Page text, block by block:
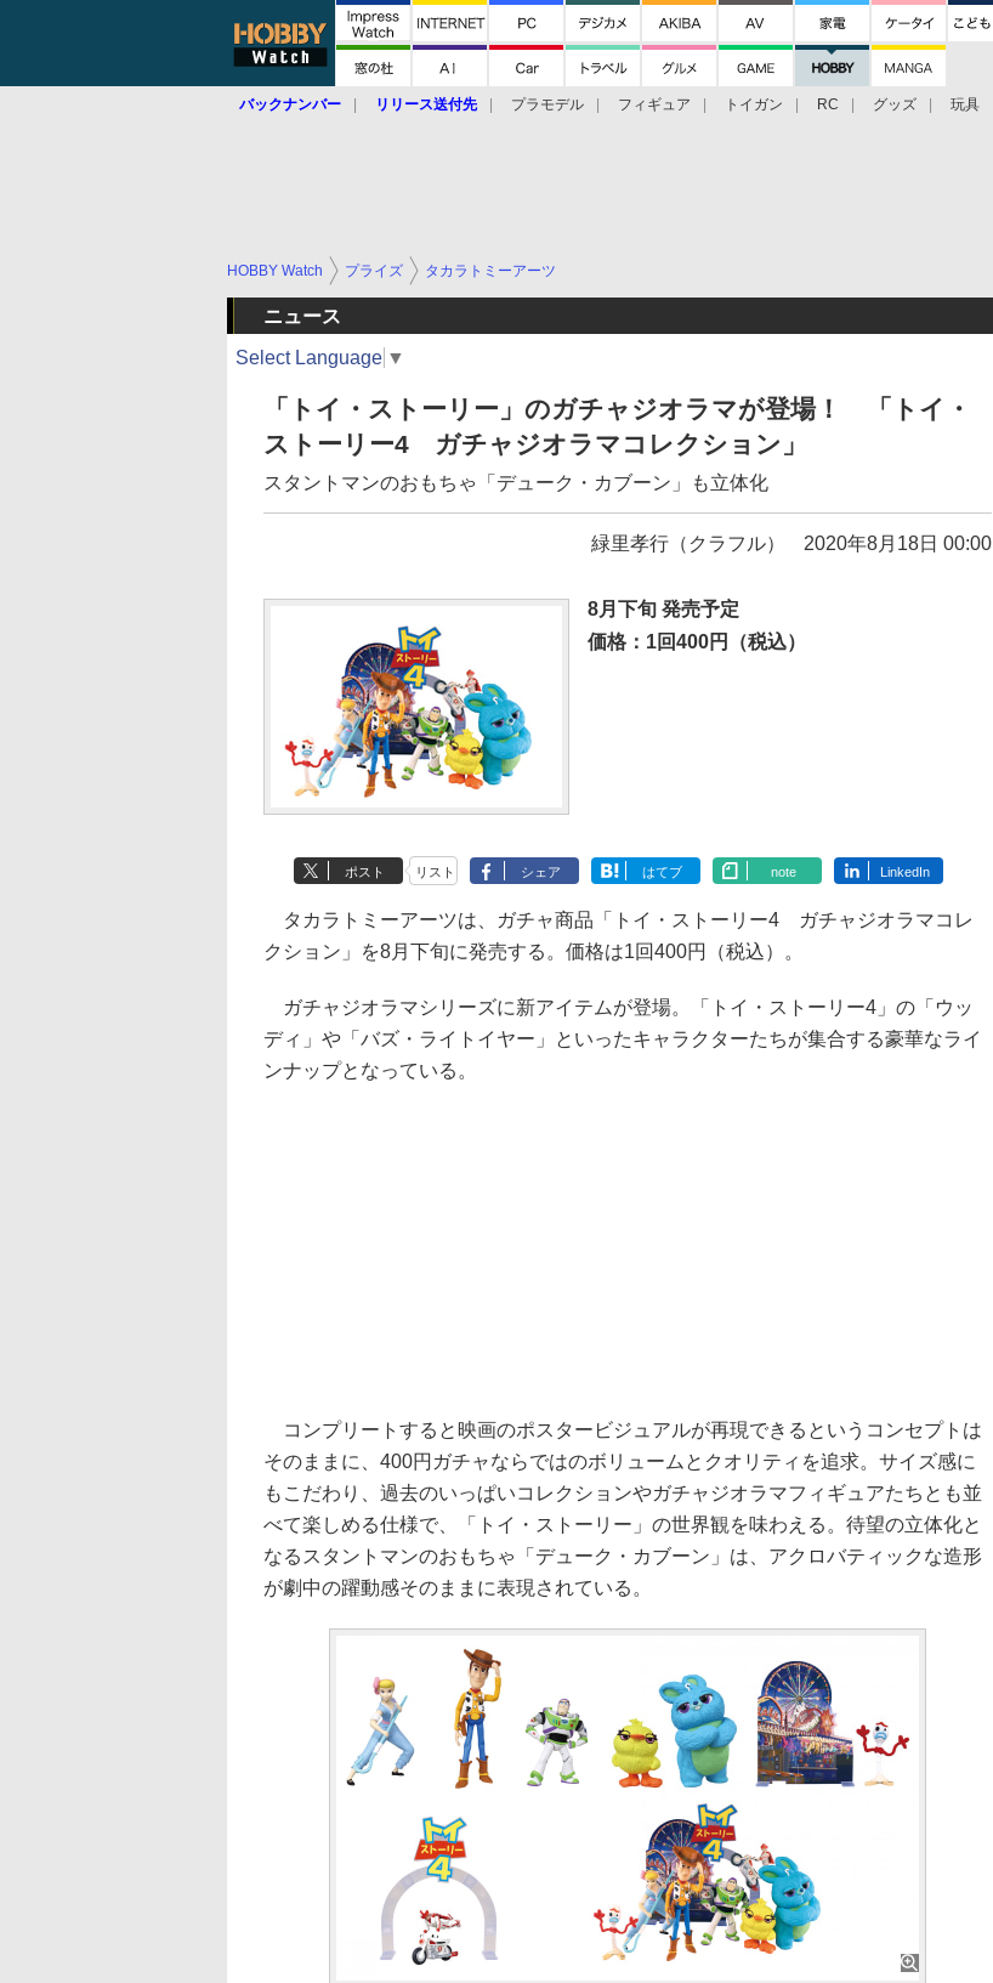
バックナンバー リリース送付先 プラモデル フィギュア トイガン RC グッズ 玩具
HOBBY Watch プライズ タカラトミーアーツ
ニュース
Select Language ▼
「トイ・ストーリー」のガチャジオラマが登場！ 「トイ・
ストーリー4 ガチャジオラマコレクション」
スタントマンのおもちゃ「デューク・カブーン」も立体化
緑里孝行（クラフル） 2020年8月18日 00:00
8月下旬 発売予定
価格：1回400円（税込）
ポスト リスト シェア はてブ note LinkedIn
タカラトミーアーツは、ガチャ商品「トイ・ストーリー4 ガチャジオラマコレ
クション」を8月下旬に発売する。価格は1回400円（税込）。
ガチャジオラマシリーズに新アイテムが登場。「トイ・ストーリー4」の「ウッ
ディ」や「バズ・ライトイヤー」といったキャラクターたちが集合する豪華なライ
ンナップとなっている。
コンプリートすると映画のポスタービジュアルが再現できるというコンセプトは
そのままに、400円ガチャならではのボリュームとクオリティを追求。サイズ感に
もこだわり、過去のいっぱいコレクションやガチャジオラマフィギュアたちとも並
べて楽しめる仕様で、「トイ・ストーリー」の世界観を味わえる。待望の立体化と
なるスタントマンのおもちゃ「デューク・カブーン」は、アクロバティックな造形
が劇中の躍動感そのままに表現されている。